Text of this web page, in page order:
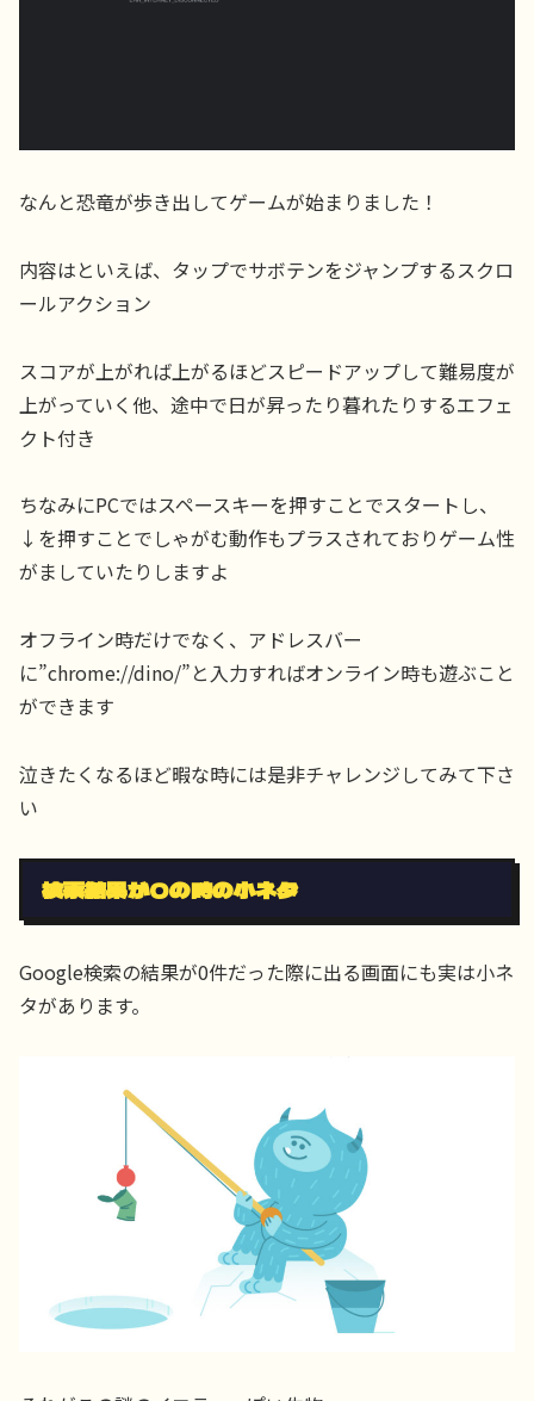
なんと恐竜が歩き出してゲームが始まりました！
内容はといえば、タップでサボテンをジャンプするスクロ
ールアクション
スコアが上がれば上がるほどスピードアップして難易度が
上がっていく他、途中で日が昇ったり暮れたりするエフェ
クト付き
ちなみにPCではスペースキーを押すことでスタートし、
↓を押すことでしゃがむ動作もプラスされておりゲーム性
がましていたりしますよ
オフライン時だけでなく、アドレスバー
に”chrome://dino/”と入力すればオンライン時も遊ぶこと
ができます
泣きたくなるほど暇な時には是非チャレンジしてみて下さ
い
検索結果が0の時の小ネタ
Google検索の結果が0件だった際に出る画面にも実は小ネ
タがあります。